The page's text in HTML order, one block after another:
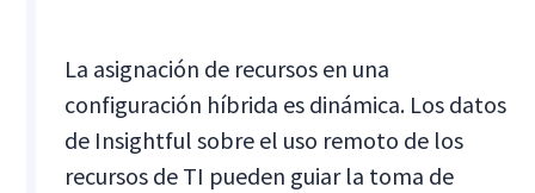
La asignación de recursos en una
configuración híbrida es dinámica. Los datos
de Insightful sobre el uso remoto de los
recursos de TI pueden guiar la toma de